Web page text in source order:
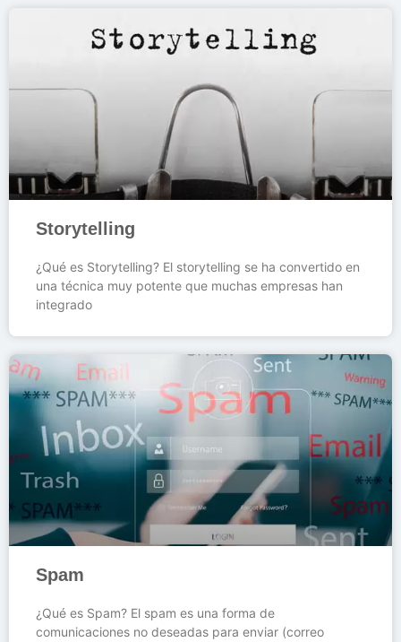
Storytelling
¿Qué es Storytelling? El storytelling se ha convertido en
una técnica muy potente que muchas empresas han
integrado
Spam
¿Qué es Spam? El spam es una forma de
comunicaciones no deseadas para enviar (correo